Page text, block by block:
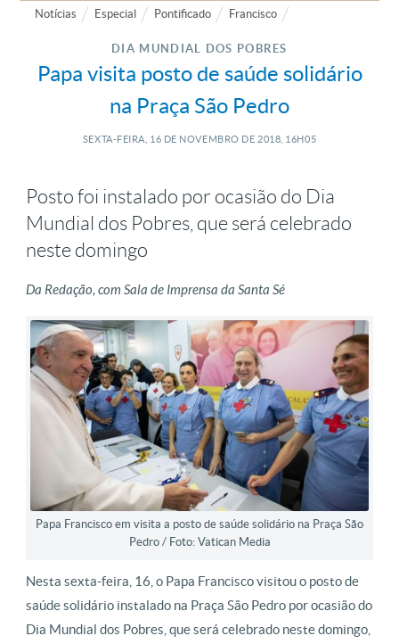
Notícias Especial Pontificado Francisco
DIA MUNDIAL DOS POBRES
Papa visita posto de saúde solidário
na Praça São Pedro
SEXTA-FEIRA, 16 DE NOVEMBRO DE 2018, 16H05
Posto foi instalado por ocasião do Dia
Mundial dos Pobres, que será celebrado
neste domingo
Da Redação, com Sala de Imprensa da Santa Sé
Papa Francisco em visita a posto de saúde solidário na Praça São
Pedro / Foto: Vatican Media
Nesta sexta-feira, 16, o Papa Francisco visitou o posto de
saúde solidário instalado na Praça São Pedro por ocasião do
Dia Mundial dos Pobres, que será celebrado neste domingo,